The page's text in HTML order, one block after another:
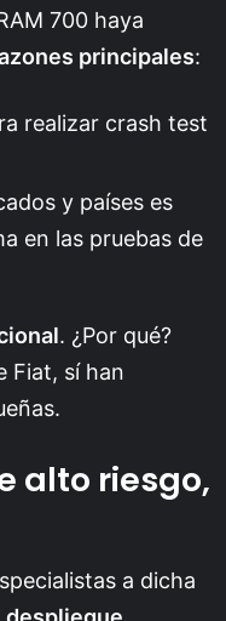
700 haya
principales:
realizar crash test
y países es
en las pruebas de
. ¿Por qué?
Fiat, sí han
alto riesgo,
a dicha